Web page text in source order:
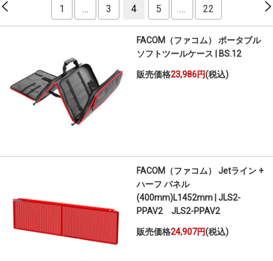
1 … 3 4 5 … 22
FACOM（ファコム） ポータブル
ソフトツールケース | BS.12
販売価格23,986円(税込)
FACOM（ファコム） Jetライン +
ハーフ パネル
(400mm)L1452mm | JLS2-
PPAV2 JLS2-PPAV2
販売価格24,907円(税込)